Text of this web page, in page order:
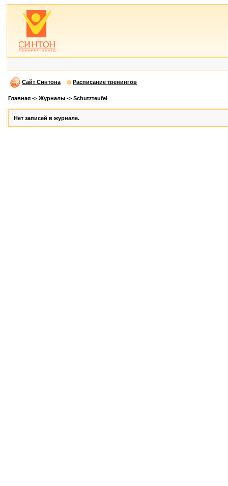
Сайт Синтона Расписание тренингов
Главная -> Журналы -> Schutzteufel
Нет записей в журнале.